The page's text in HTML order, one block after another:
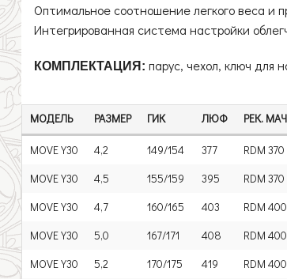
Оптимальное соотношение легкого веса и
Интегрированная система настройки
КОМПЛЕКТАЦИЯ: парус, чехол, ключ для
МОДЕЛЬ РАЗМЕР ГИК ЛЮФ РЕК.
MOVE Y30 4,2 149/154 377 RDM 370
MOVE Y30
4,5 155/159 395 RDM 370
MOVE Y30
4,7 160/165 403 RDM 400
MOVE Y30
5,0 167/171 408 RDM 400
MOVE Y30
5,2 170/175 419 RDM 400